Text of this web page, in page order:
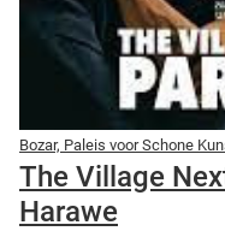
Bozar, Paleis voor Schone
The Village
Harawe